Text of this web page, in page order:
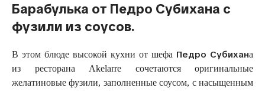
Барабулька от Педро Субихана с
фузили из соусов.
В этом блюде высокой кухни от шефа Педро Субихана
из ресторана Akelarre сочетаются оригинальные
желатиновые фузили, заполненные соусом, с насыщенным